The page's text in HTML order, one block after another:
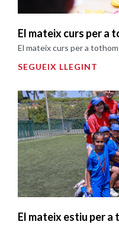
El mateix curs per a
El mateix curs per a tothom
SEGUEIX LLEGINT
El mateix estiu per a